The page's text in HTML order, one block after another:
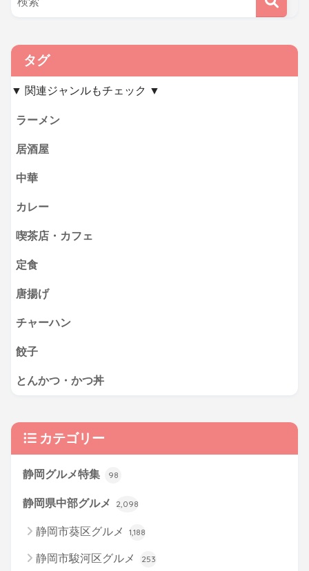
タグ
▼ 関連ジャンルもチェック ▼
ラーメン
居酒屋
中華
カレー
喫茶店・カフェ
定食
唐揚げ
チャーハン
餃子
とんかつ・かつ丼
カテゴリー
静岡グルメ特集 98
静岡県中部グルメ 2,098
静岡市葵区グルメ 1,188
静岡市駿河区グルメ 253